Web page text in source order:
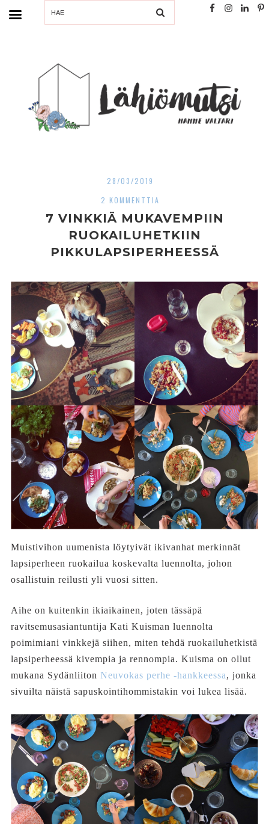
SEARCH
28/03/2019
2 KOMMENTTIA
7 VINKKIÄ MUKAVEMPIIN
RUOKAILUHETKIIN
PIKKULAPSIPERHEESSÄ
Muistivihon uumenista löytyivät ikivanhat merkinnät
lapsiperheen ruokailua koskevalta luennolta, johon
osallistuin reilusti yli vuosi sitten.
Aihe on kuitenkin ikiaikainen, joten tässäpä
ravitsemusasiantuntija Kati Kuisman luennolta
poimimiani vinkkejä siihen, miten tehdä ruokailuhetkistä
lapsiperheessä kivempia ja rennompia. Kuisma on ollut
mukana Sydänliiton Neuvokas perhe -hankkeessa, jonka
sivuilta näistä sapuskointihommistakin voi lukea lisää.